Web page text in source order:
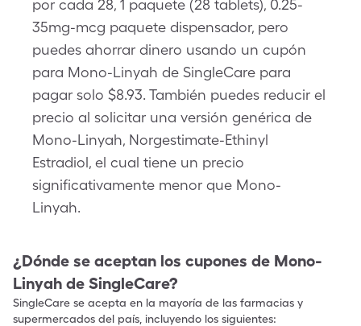
por cada 28, 1 paquete (28 tablets), 0.25-
35mg-mcg paquete dispensador, pero
puedes ahorrar dinero usando un cupón
para Mono-Linyah de SingleCare para
pagar solo $8.93. También puedes reducir el
precio al solicitar una versión genérica de
Mono-Linyah, Norgestimate-Ethinyl
Estradiol, el cual tiene un precio
significativamente menor que Mono-
Linyah.
¿Dónde se aceptan los cupones de Mono-
Linyah de SingleCare?
SingleCare se acepta en la mayoría de las farmacias y
supermercados del país, incluyendo los siguientes: